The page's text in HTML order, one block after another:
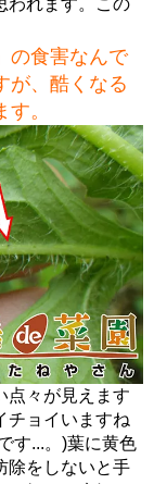
われます。この
の食害なんで
が、酷くなる
。
点々が見えます
チョイいますね
す...。)葉に黄色
除をしないと手